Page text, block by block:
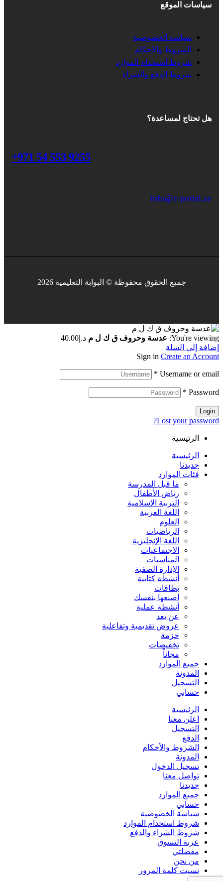
سياسات الموقع
سياسة الخصوصية
الشروط والأحكام
شروط استخدام الموارد
شروط الدفع والشراء
هل تحتاج لمساعدة؟
+971 54 553 9255
info@e-portal.ae
جميع الحقوق محفوظة © البوابة التعليمية 2026
You're viewing: عدسة وحروف ق ك ل م د.إ 40.00
إضافة إلى السلة
Sign in Create an Account
Username or email
*
Password
*
Login
Lost your password?
الرئيسية
الرئيسية
جديدنا
فئات الموارد
ما قبل المدرسة
رياض الأطفال
التربية الإسلامية
اللغة العربية
العلوم
الرياضيات
اللغة الإنجليزية
الاجتماعيات
المناسبات
الإدارة الصفية
أنشطة كتابية
بطاقات
اصنعها بنفسك
أنشطة عملية
عن بعد
عروض تقديمية وتفاعلية
حزمة
تخفيضات
مجاناً
جميع الموارد
المدونة
التسجيل
حسابي
الرئيسية
اعلن معنا
التسجيل
الدفع
الشروط والأحكام
المدونة
تسجيل الدخول
تواصل معنا
جديدنا
جميع الموارد
حسابي
سياسة الخصوصية
شروط استخدام الموارد
شروط الشراء والدفع
عربة التسوق
مفضلتي
من نحن
نسيت كلمة المرور